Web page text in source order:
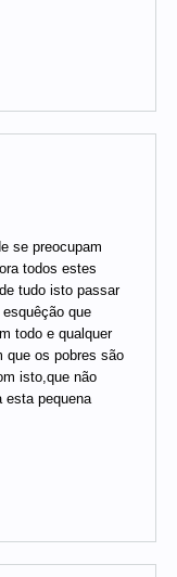
se preocupam
todos estes
tudo isto passar
que
todo e qualquer
que os pobres são
isto,que não
esta pequena